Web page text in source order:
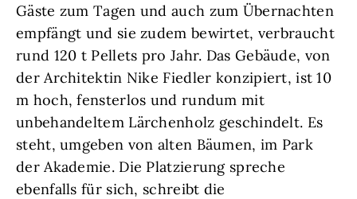
Gäste zum Tagen und auch zum Übernachten
empfängt und sie zudem bewirtet, verbraucht
rund 120 t Pellets pro Jahr. Das Gebäude, von
der Architektin Nike Fiedler konzipiert, ist 10
m hoch, fensterlos und rundum mit
unbehandeltem Lärchenholz geschindelt. Es
steht, umgeben von alten Bäumen, im Park
der Akademie. Die Platzierung spreche
ebenfalls für sich, schreibt die